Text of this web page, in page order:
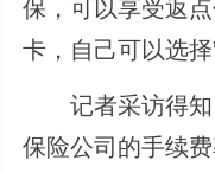
保，可以享受返
卡，自己可以选择”
记者采访得知
保险公司的手续